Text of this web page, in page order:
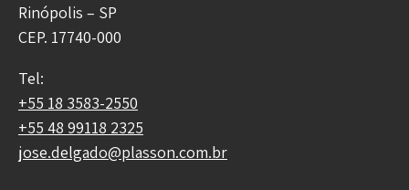
Rinópolis – SP
CEP. 17740-000
Tel:
+55 18 3583-2550
+55 48 99118 2325
jose.delgado@plasson.com.br